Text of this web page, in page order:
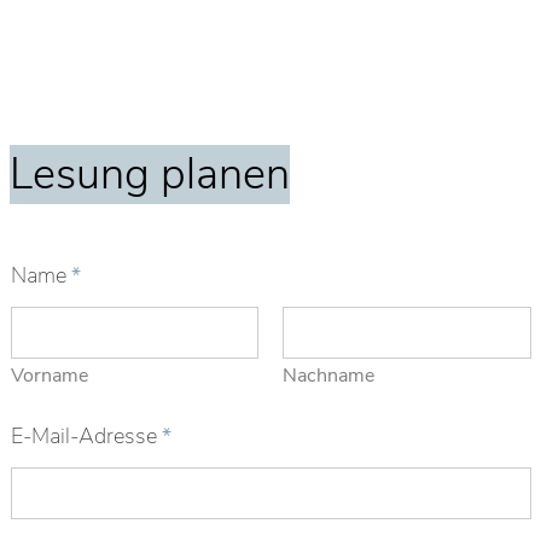
Lesung planen
Name*
Vorname Nachname
E-Mail-Adresse*